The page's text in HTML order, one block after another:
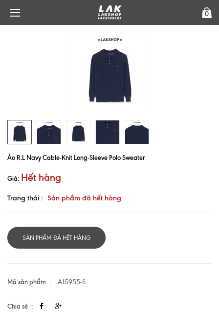
0
Áo R.L Navy Cable-Knit Long-Sleeve Polo Sweater
Giá: Hết hàng
Trạng thái : Sản phẩm đã hết hàng
SẢN PHẨM ĐÃ HẾT HÀNG
Mã sản phẩm A15955-S
Chia sẻ